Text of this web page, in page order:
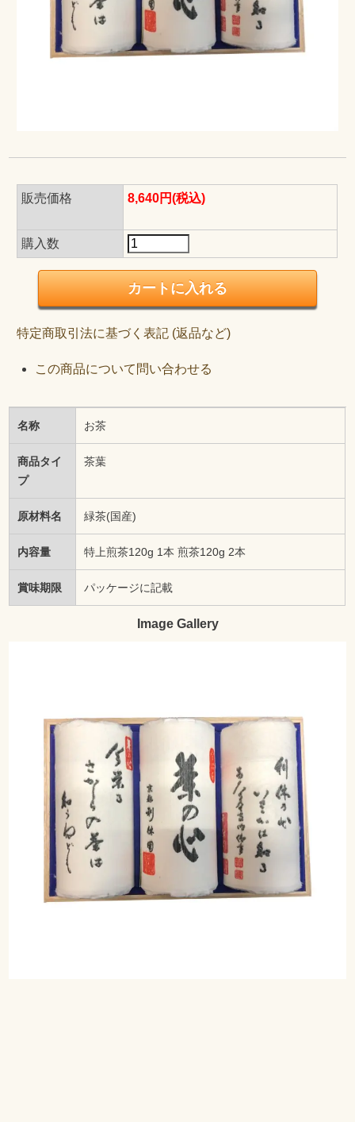
販売価格 8,640円(税込)
購入数
特定商取引法に基づく表記 (返品など)
この商品について問い合わせる
名称 お茶
商品タイ
プ
茶葉
原材料名 緑茶(国産)
内容量 特上煎茶120g 1本 煎茶120g 2本
賞味期限 パッケージに記載
Image Gallery